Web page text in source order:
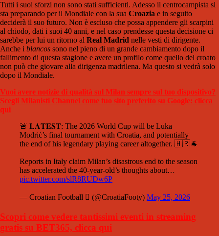
Tutti i suoi sforzi non sono stati sufficienti. Adesso il centrocampista si
sta preparando per il Mondiale con la sua Croazia e in seguito
deciderà il suo futuro. Non è escluso che possa appendere gli scarpini
al chiodo, dati i suoi 40 anni, e nel caso prendesse questa decisione ci
sarebbe per lui un ritorno al Real Madrid nelle vesti di dirigente.
Anche i blancos sono nel pieno di un grande cambiamento dopo il
fallimento di questa stagione e avere un profilo come quello del croato
non può che giovare alla dirigenza madrilena. Ma questo si vedrà solo
dopo il Mondiale.
Vuoi avere notizie di qualità sul Milan sempre sul tuo dispositivo?
Scegli Milanisti Channel come tuo sito preferito su Google: clicca
qui
🚨 𝐋𝐀𝐓𝐄𝐒𝐓: The 2026 World Cup will be Luka
Modrić’s final tournament with Croatia, and potentially
the end of his legendary playing career altogether. 🇭🇷🐐
Reports in Italy claim Milan’s disastrous end to the season
has accelerated the 40-year-old’s thoughts about…
pic.twitter.com/slR8RUDw6P
— Croatian Football  (@CroatiaFooty) May 25, 2026
Scopri come vedere tantissimi eventi in streaming
gratis su BET365, clicca qui